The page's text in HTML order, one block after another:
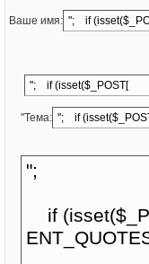
Ваше имя:
"Тема: